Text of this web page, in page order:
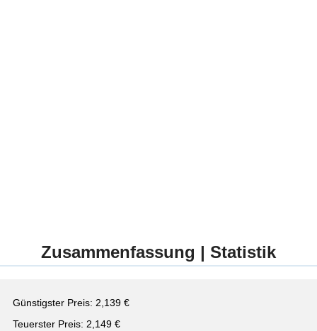
Zusammenfassung | Statistik
Günstigster Preis: 2,139 €
Teuerster Preis: 2,149 €